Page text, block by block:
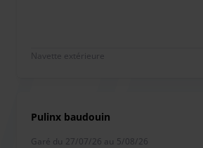
Navette extérieure
Pulinx baudouin
Garé du 27/07/26 au 5/08/26